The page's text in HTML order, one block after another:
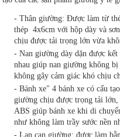
- Thân giường: Được làm từ
thép 4x6cm với hộp dày và
chịu được tải trọng lớn vừa
- Nan giường dày dặn được
nhau giúp nan giường không
không gây cảm giác khó chịu
- Bánh xe" 4 bánh xe có cấu
giường chịu được trọng tải lớn,
ABS giúp bánh xe khi di
như không làm trầy sước nền
- Lan can giường: được làm